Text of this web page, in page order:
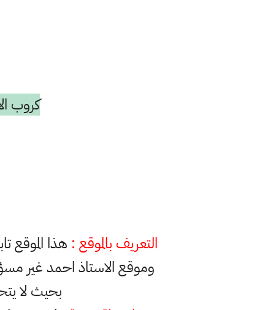
كروب
التعريف بالموقع : هذا الموقع
وموقع الاستاذ احمد غير
بحيث لا